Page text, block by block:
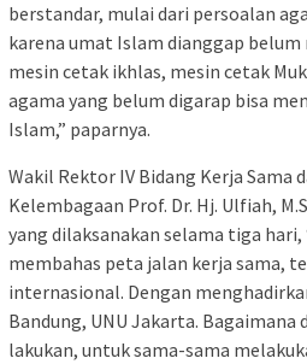
berstandar, mulai dari persoalan
karena umat Islam dianggap belum
mesin cetak ikhlas, mesin cetak
agama yang belum digarap bisa
Islam,” paparnya.
Wakil Rektor IV Bidang Kerja Sama
Kelembagaan Prof. Dr. Hj. Ulfiah,
yang dilaksanakan selama tiga
membahas peta jalan kerja sama,
internasional. Dengan
Bandung, UNU Jakarta. Bagaimana
lakukan, untuk sama-sama